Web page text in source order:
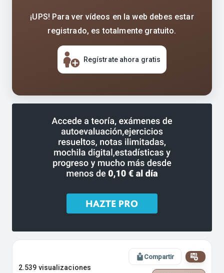
¡UPS! Para ver vídeos en la web debes estar
registrado, es totalmente gratuito.
Regístrate ahora gratis
2.539 visualizaciones
Compartir